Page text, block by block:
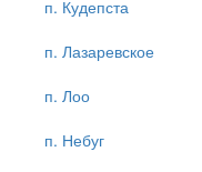
п. Кудепста
п. Лазаревское
п. Лоо
п. Небуг